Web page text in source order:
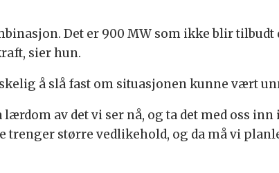
Det er 900 MW som ikke blir tilbudt
sier hun.
å slå fast om situasjonen kunne vært
lærdom av det vi ser nå, og ta det med oss
trenger større vedlikehold, og da må vi